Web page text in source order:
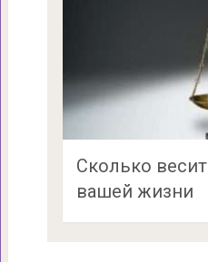
Сколько
вашей жизни